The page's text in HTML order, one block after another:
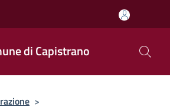
di Capistrano
>